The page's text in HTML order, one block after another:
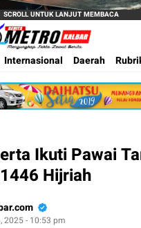
Metro Kalbar
Inspirasi Untuk Negeri
Internasional Daerah
Ikuti Pawai
Hijriah
2025 - 10:53 pm